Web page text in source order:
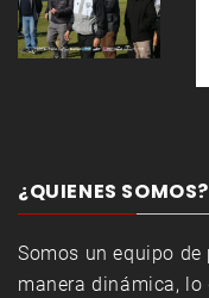
¿QUIENES SOMOS?
Somos un equipo
manera dinámica, lo